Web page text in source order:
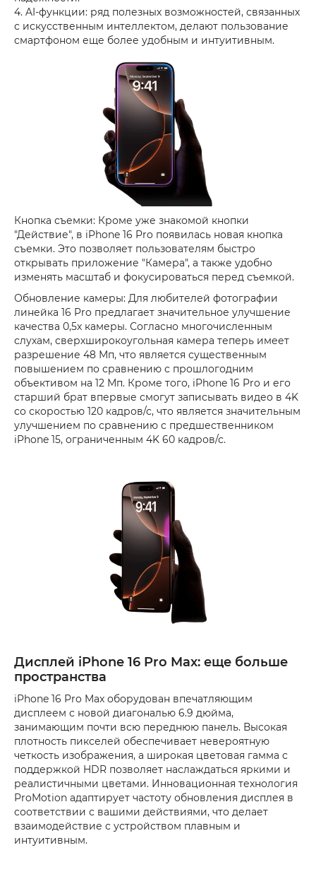
4. AI-функции: ряд полезных возможностей, связанных
с искусственным интеллектом, делают пользование
смартфоном еще более удобным и интуитивным.
Кнопка съемки: Кроме уже знакомой кнопки
"Действие", в iPhone 16 Pro появилась новая кнопка
съемки. Это позволяет пользователям быстро
открывать приложение "Камера", а также удобно
изменять масштаб и фокусироваться перед съемкой.
Обновление камеры: Для любителей фотографии
линейка 16 Pro предлагает значительное улучшение
качества 0,5x камеры. Согласно многочисленным
слухам, сверхширокоугольная камера теперь имеет
разрешение 48 Мп, что является существенным
повышением по сравнению с прошлогодним
объективом на 12 Мп. Кроме того, iPhone 16 Pro и его
старший брат впервые смогут записывать видео в 4K
со скоростью 120 кадров/с, что является значительным
улучшением по сравнению с предшественником
iPhone 15, ограниченным 4K 60 кадров/с.
Дисплей iPhone 16 Pro Max: еще больше
пространства
iPhone 16 Pro Max оборудован впечатляющим
дисплеем с новой диагональю 6.9 дюйма,
занимающим почти всю переднюю панель. Высокая
плотность пикселей обеспечивает невероятную
четкость изображения, а широкая цветовая гамма с
поддержкой HDR позволяет наслаждаться яркими и
реалистичными цветами. Инновационная технология
ProMotion адаптирует частоту обновления дисплея в
соответствии с вашими действиями, что делает
взаимодействие с устройством плавным и
интуитивным.